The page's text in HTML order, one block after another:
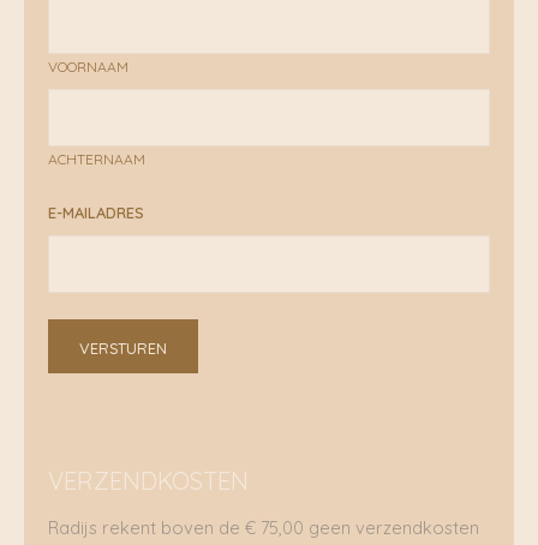
VOORNAAM
ACHTERNAAM
E-MAILADRES
VERSTUREN
VERZENDKOSTEN
Radijs rekent boven de € 75,00 geen verzendkosten